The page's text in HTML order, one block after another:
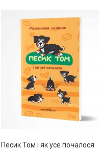
Песик Том і як усе почалося